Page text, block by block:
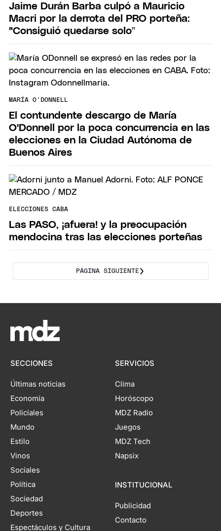
Jaime Durán Barba culpó a Mauricio
Macri por la derrota del PRO porteña:
"Consiguió quedarse solo”
MARÍA O'DONNELL
El contundente descargo de María
O'Donnell por la poca concurrencia en las
elecciones en la Ciudad Autónoma de
Buenos Aires
ELECCIONES CABA
Las PASO, ¡afuera! y la preocupación
mendocina tras las elecciones porteñas
PÁGINA SIGUIENTE
SECCIONES
Últimas noticias
Economía
Policiales
Mundo
Estilo
Vinos
Sociales
Política
Sociedad
Deportes
Espectáculos y Cultura
SERVICIOS
Clima
Horóscopo
MDZ Radio
Juegos
MDZ Tech
Napsix
INSTITUCIONAL
Publicidad
Contacto